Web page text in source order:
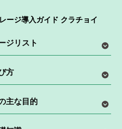
ージ導入ガイド クラチョイ
ジリスト
方
主な目的